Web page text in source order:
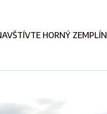
HORNÝ ZEMPLÍN